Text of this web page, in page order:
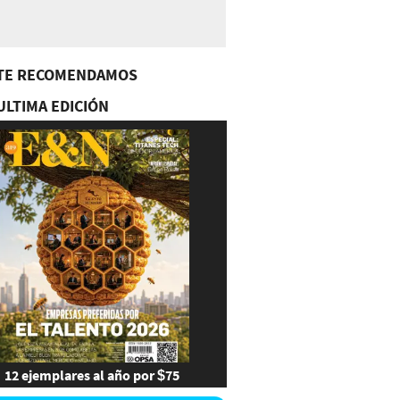
RECOMENDAMOS
EDICIÓN
12 ejemplares al año por $75